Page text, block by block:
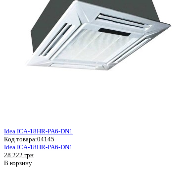
Idea ICA-18HR-PA6-DN1
Код товара:04145
Idea ICA-18HR-PA6-DN1
28 222 грн
В корзину